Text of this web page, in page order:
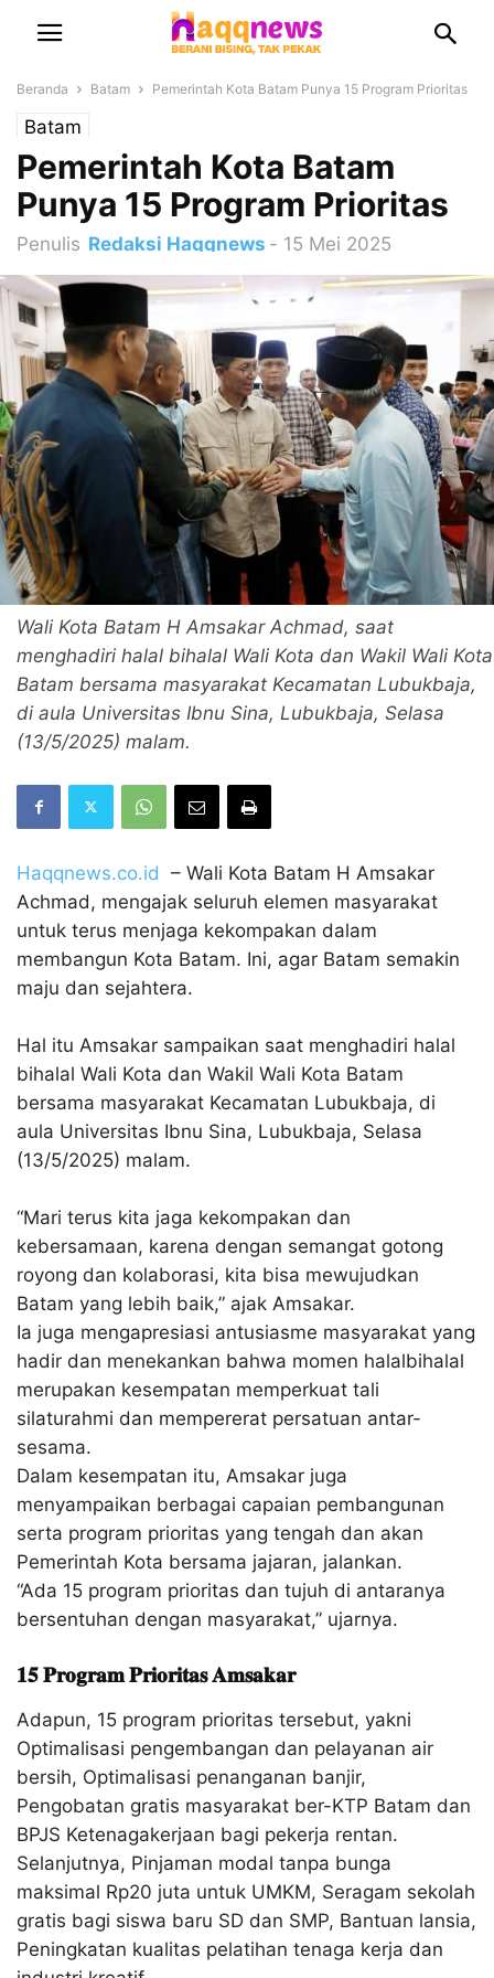
Beranda Batam Pemerintah Kota Batam Punya 15 Program Prioritas
Batam
Pemerintah Kota Batam
Punya 15 Program Prioritas
Penulis Redaksi Haqqnews - 15 Mei 2025
Wali Kota Batam H Amsakar Achmad, saat
menghadiri halal bihalal Wali Kota dan Wakil Wali Kota
Batam bersama masyarakat Kecamatan Lubukbaja,
di aula Universitas Ibnu Sina, Lubukbaja, Selasa
(13/5/2025) malam.
Haqqnews.co.id – Wali Kota Batam H Amsakar
Achmad, mengajak seluruh elemen masyarakat
untuk terus menjaga kekompakan dalam
membangun Kota Batam. Ini, agar Batam semakin
maju dan sejahtera.
Hal itu Amsakar sampaikan saat menghadiri halal
bihalal Wali Kota dan Wakil Wali Kota Batam
bersama masyarakat Kecamatan Lubukbaja, di
aula Universitas Ibnu Sina, Lubukbaja, Selasa
(13/5/2025) malam.
“Mari terus kita jaga kekompakan dan
kebersamaan, karena dengan semangat gotong
royong dan kolaborasi, kita bisa mewujudkan
Batam yang lebih baik,” ajak Amsakar.
Ia juga mengapresiasi antusiasme masyarakat yang
hadir dan menekankan bahwa momen halalbihalal
merupakan kesempatan memperkuat tali
silaturahmi dan mempererat persatuan antar-
sesama.
Dalam kesempatan itu, Amsakar juga
menyampaikan berbagai capaian pembangunan
serta program prioritas yang tengah dan akan
Pemerintah Kota bersama jajaran, jalankan.
“Ada 15 program prioritas dan tujuh di antaranya
bersentuhan dengan masyarakat,” ujarnya.
𝟏𝟓 𝐏𝐫𝐨𝐠𝐫𝐚𝐦 𝐏𝐫𝐢𝐨𝐫𝐢𝐭𝐚𝐬 𝐀𝐦𝐬𝐚𝐤𝐚𝐫
Adapun, 15 program prioritas tersebut, yakni
Optimalisasi pengembangan dan pelayanan air
bersih, Optimalisasi penanganan banjir,
Pengobatan gratis masyarakat ber-KTP Batam dan
BPJS Ketenagakerjaan bagi pekerja rentan.
Selanjutnya, Pinjaman modal tanpa bunga
maksimal Rp20 juta untuk UMKM, Seragam sekolah
gratis bagi siswa baru SD dan SMP, Bantuan lansia,
Peningkatan kualitas pelatihan tenaga kerja dan